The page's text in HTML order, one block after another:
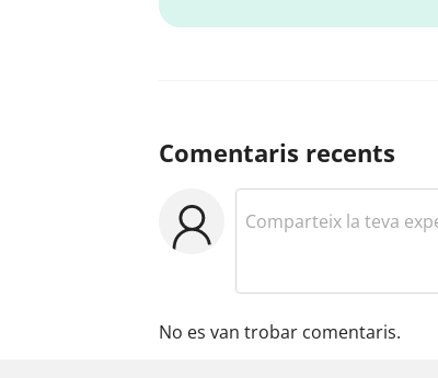
Comentaris recents
No es van trobar comentaris.